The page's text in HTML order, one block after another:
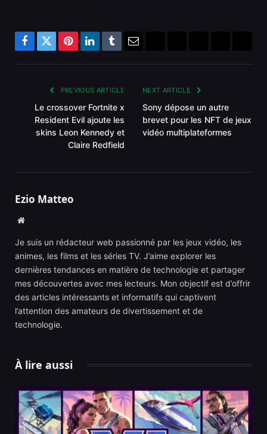
Facebook
TwitterPinterestLinkedInTumblr
PREVIOUS ARTICLE
Le crossover Fortnite x
Resident Evil ajoute les
skins Leon Kennedy et
Claire Redfield
NEXT ARTICLE
Sony dépose un autre
brevet pour les NFT de jeux
vidéo multiplateformes
Ezio Matteo
Website
Je suis un rédacteur web passionné par les jeux vidéo, les
animes, les films et les séries TV. J’aime explorer les
dernières tendances en matière de technologie et partager
mes découvertes avec mes lecteurs. Mon objectif est d’offrir
des articles intéressants et informatifs qui captivent
l’attention des amateurs de divertissement et de
technologie.
À lire aussi